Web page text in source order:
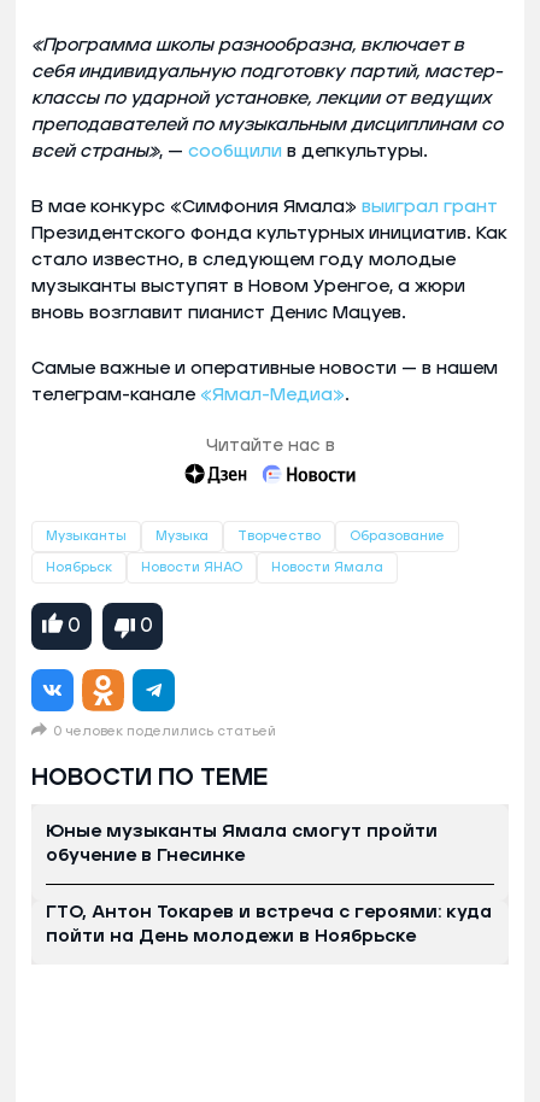
«Программа школы разнообразна, включает в
себя индивидуальную подготовку партий, мастер-
классы по ударной установке, лекции от ведущих
преподавателей по музыкальным дисциплинам со
всей страны», — сообщили в депкультуры.
В мае конкурс «Симфония Ямала» выиграл грант
Президентского фонда культурных инициатив. Как
стало известно, в следующем году молодые
музыканты выступят в Новом Уренгое, а жюри
вновь возглавит пианист Денис Мацуев.
Самые важные и оперативные новости — в нашем
телеграм-канале «Ямал-Медиа».
Читайте нас в
Музыканты Музыка Творчество Образование
Ноябрьск Новости ЯНАО Новости Ямала
0 0
0 человек поделились статьей
НОВОСТИ ПО ТЕМЕ
Юные музыканты Ямала смогут пройти
обучение в Гнесинке
ГТО, Антон Токарев и встреча с героями: куда
пойти на День молодежи в Ноябрьске